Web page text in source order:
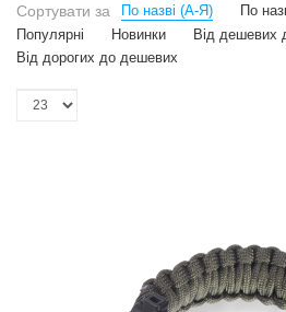
Сортувати за По назві (А-Я) По
Популярні
Новинки
Від дешевих
Від дорогих до дешевих